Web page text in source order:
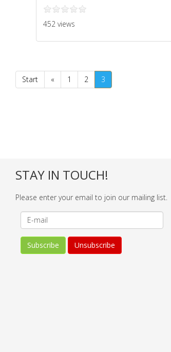
452 views
Start « 1 2 3
STAY IN TOUCH!
Please enter your email to join our mailing list.